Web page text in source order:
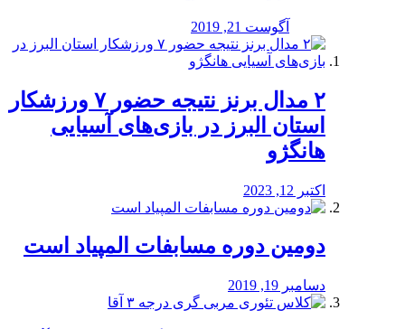
آگوست 21, 2019
۲ مدال برنز نتیجه حضور ۷ ورزشکار
استان البرز در بازی‌های آسیایی
هانگژو
اکتبر 12, 2023
دومین دوره مسابفات المپیاد است
دسامبر 19, 2019